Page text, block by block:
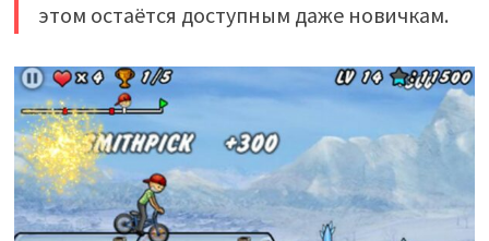
этом остаётся доступным даже новичкам.